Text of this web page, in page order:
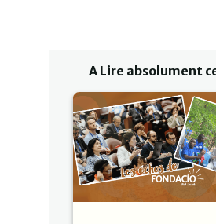
A Lire absolument